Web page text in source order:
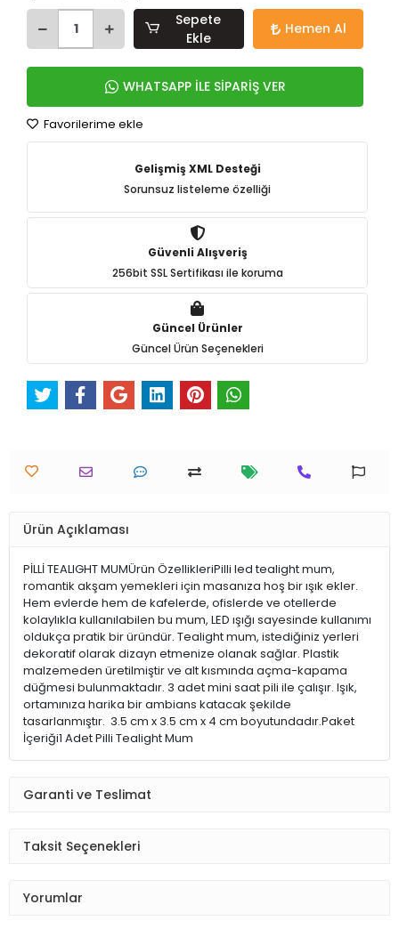
Sepete
Ekle
Hemen Al
WHATSAPP İLE SİPARİŞ VER
Favorilerime ekle
Gelişmiş XML Desteği
Sorunsuz listeleme özelliği
Güvenli Alışveriş
256bit SSL Sertifikası ile koruma
Güncel Ürünler
Güncel Ürün Seçenekleri
Ürün Açıklaması
PİLLİ TEALIGHT MUMÜrün ÖzellikleriPilli led tealight mum,
romantik akşam yemekleri için masanıza hoş bir ışık ekler.
Hem evlerde hem de kafelerde, ofislerde ve otellerde
kolaylıkla kullanılabilen bu mum, LED ışığı sayesinde kullanımı
oldukça pratik bir üründür. Tealight mum, istediğiniz yerleri
dekoratif olarak dizayn etmenize olanak sağlar. Plastik
malzemeden üretilmiştir ve alt kısmında açma-kapama
düğmesi bulunmaktadır. 3 adet mini saat pili ile çalışır. Işık,
ortamınıza harika bir ambians katacak şekilde
tasarlanmıştır. 3.5 cm x 3.5 cm x 4 cm boyutundadır.Paket
İçeriği1 Adet Pilli Tealight Mum
Garanti ve Teslimat
Taksit Seçenekleri
Yorumlar